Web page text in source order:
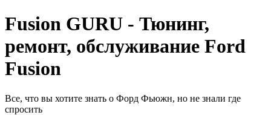
Fusion GURU - Тюнинг,
ремонт, обслуживание Ford
Fusion
Все, что вы хотите знать о Форд Фьюжн, но не знали где
спросить